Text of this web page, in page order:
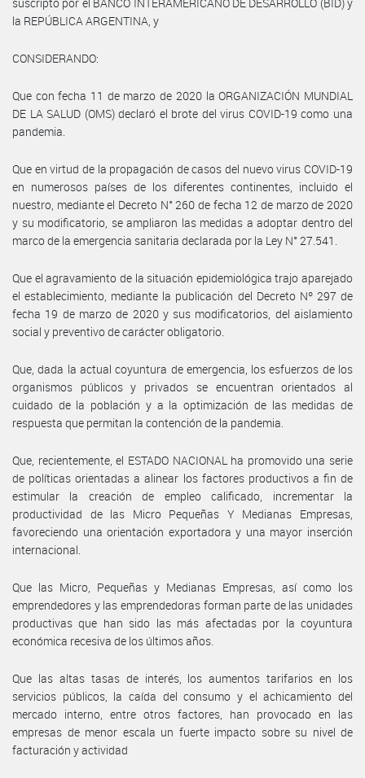
la REPÚBLICA ARGENTINA, y
CONSIDERANDO:
Que con fecha 11 de marzo de 2020 la ORGANIZACIÓN MUNDIAL
DE LA SALUD (OMS) declaró el brote del virus COVID-19 como una
pandemia.
Que en virtud de la propagación de casos del nuevo virus COVID-19
en numerosos países de los diferentes continentes, incluido el
nuestro, mediante el Decreto N° 260 de fecha 12 de marzo de 2020
y su modificatorio, se ampliaron las medidas a adoptar dentro del
marco de la emergencia sanitaria declarada por la Ley N° 27.541.
Que el agravamiento de la situación epidemiológica trajo aparejado
el establecimiento, mediante la publicación del Decreto Nº 297 de
fecha 19 de marzo de 2020 y sus modificatorios, del aislamiento
social y preventivo de carácter obligatorio.
Que, dada la actual coyuntura de emergencia, los esfuerzos de los
organismos públicos y privados se encuentran orientados al
cuidado de la población y a la optimización de las medidas de
respuesta que permitan la contención de la pandemia.
Que, recientemente, el ESTADO NACIONAL ha promovido una serie
de políticas orientadas a alinear los factores productivos a fin de
estimular la creación de empleo calificado, incrementar la
productividad de las Micro Pequeñas Y Medianas Empresas,
favoreciendo una orientación exportadora y una mayor inserción
internacional.
Que las Micro, Pequeñas y Medianas Empresas, así como los
emprendedores y las emprendedoras forman parte de las unidades
productivas que han sido las más afectadas por la coyuntura
económica recesiva de los últimos años.
Que las altas tasas de interés, los aumentos tarifarios en los
servicios públicos, la caída del consumo y el achicamiento del
mercado interno, entre otros factores, han provocado en las
empresas de menor escala un fuerte impacto sobre su nivel de
facturación y actividad